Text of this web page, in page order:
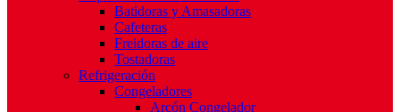
Batidoras y Amasadoras
Cafeteras
Freidoras de aire
Tostadoras
Refrigeración
Congeladores
Arcón Congelador